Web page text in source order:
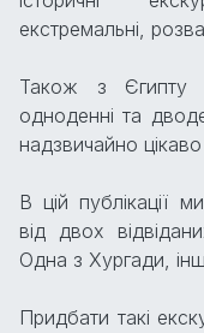
екстремальні,
Також з Єгипту
одноденні та
надзвичайно
В цій публікації
від двох
Одна з Хургади,
Придбати такі